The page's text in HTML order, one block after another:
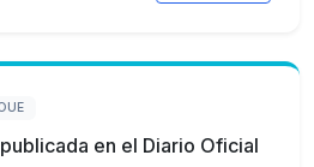
en el Diario Oficial